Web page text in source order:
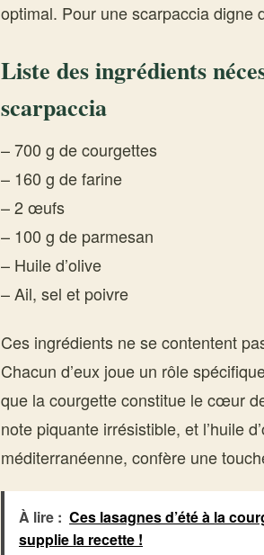
optimal. Pour une scarpaccia digne
Liste des ingrédients
scarpaccia
– 700 g de courgettes
– 160 g de farine
– 2 œufs
– 100 g de parmesan
– Huile d’olive
– Ail, sel et poivre
Ces ingrédients ne se contentent
Chacun d’eux joue un rôle
que la courgette constitue le cœur
note piquante irrésistible, et l’huile
méditerranéenne, confère une
À lire : Ces lasagnes d’été à la
supplie la recette !